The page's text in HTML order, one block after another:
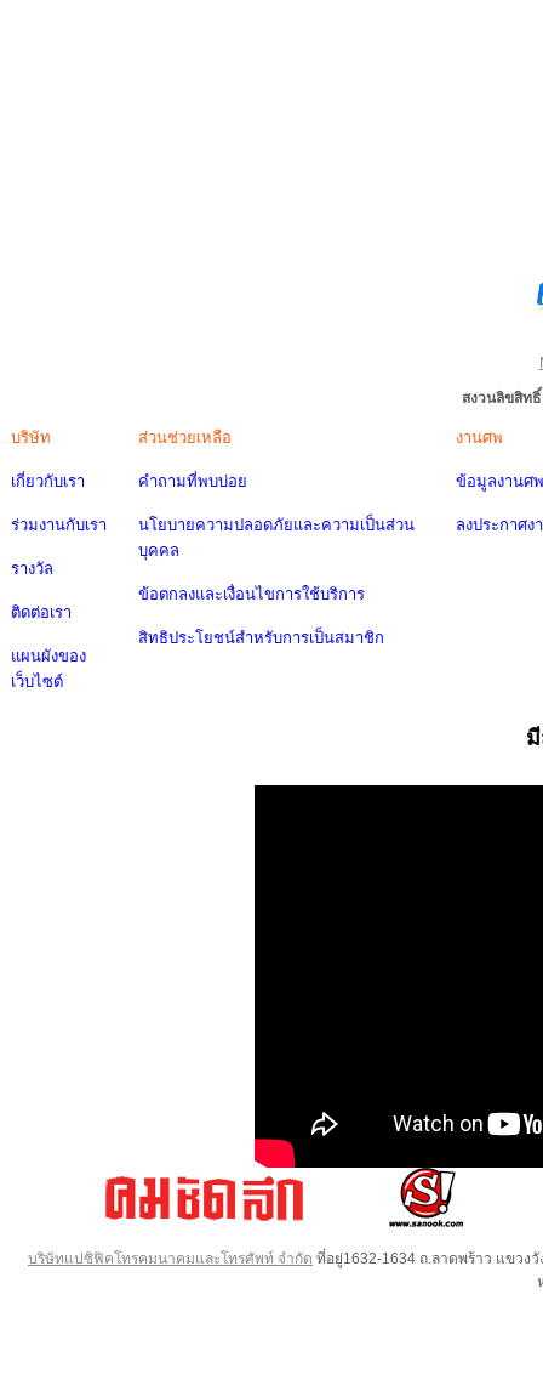
สงวนลิขสิท
บริษัท
เกี่ยวกับเรา
ร่วมงานกับเรา
รางวัล
ติดต่อเรา
แผนผังของ
เว็บไซต์
ส่วนช่วยเหลือ
คำถามที่พบบ่อย
นโยบายความปลอดภัยและความเป็นส่วน
บุคคล
ข้อตกลงและเงื่อนไขการใช้บริการ
สิทธิประโยชน์สำหรับการเป็นสมาชิก
งานศพ
ข้อมูลงานศพ
ลงประกาศง
บริษัทแปซิฟิคโทรคมนาคมและโทรศัพท์ จำกัด ที่อยู่1632-1634 ถ.ลาดพร้าว แขวง